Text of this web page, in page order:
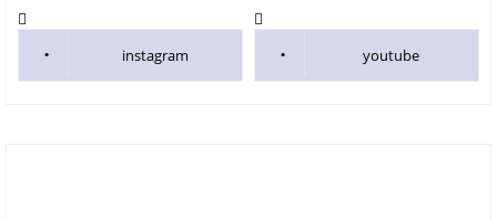
instagram youtube